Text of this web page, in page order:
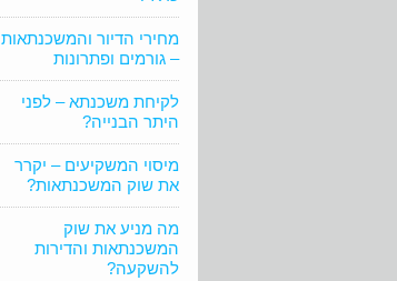
מחירי הדיור והמשכנתאות
– גורמים ופתרונות
לקיחת משכנתא – לפני
היתר הבנייה?
מיסוי המשקיעים – יקרר
את שוק המשכנתאות?
מה מניע את שוק
המשכנתאות והדירות
להשקעה?